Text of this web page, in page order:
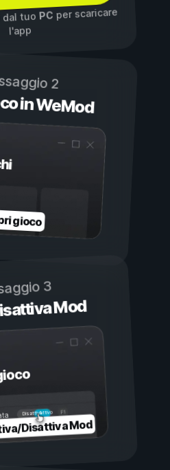
dal tuoPC per scaricare
l'app
2
in WeMod
gioco
3
Mod
Attivo
Disattivo
Disattiva Mod